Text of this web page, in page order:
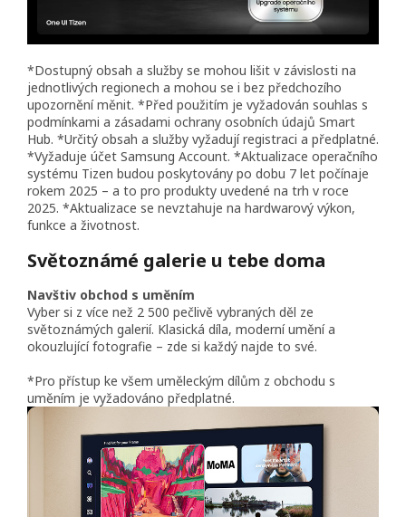
*Dostupný obsah a služby se mohou lišit v závislosti na
jednotlivých regionech a mohou se i bez předchozího
upozornění měnit. *Před použitím je vyžadován souhlas s
podmínkami a zásadami ochrany osobních údajů Smart
Hub. *Určitý obsah a služby vyžadují registraci a předplatné.
*Vyžaduje účet Samsung Account. *Aktualizace operačního
systému Tizen budou poskytovány po dobu 7 let počínaje
rokem 2025 – a to pro produkty uvedené na trh v roce
2025. *Aktualizace se nevztahuje na hardwarový výkon,
funkce a životnost.
Světoznámé galerie u tebe doma
Navštiv obchod s uměním
Vyber si z více než 2 500 pečlivě vybraných děl ze
světoznámých galerií. Klasická díla, moderní umění a
okouzlující fotografie – zde si každý najde to své.
*Pro přístup ke všem uměleckým dílům z obchodu s
uměním je vyžadováno předplatné.